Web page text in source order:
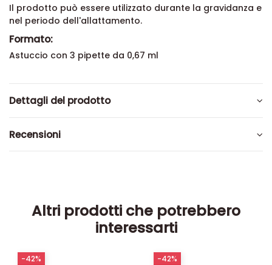
Il prodotto può essere utilizzato durante la gravidanza e
nel periodo dell'allattamento.
Formato:
Astuccio con 3 pipette da 0,67 ml
Dettagli del prodotto
Recensioni
Altri prodotti che potrebbero
interessarti
-42% -42%